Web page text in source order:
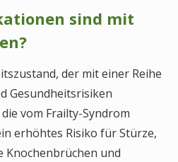
sind mit
der mit einer Reihe
Gesundheitsrisiken
vom Frailty-Syndrom
erhöhtes Risiko für Stürze,
Knochenbrüchen und